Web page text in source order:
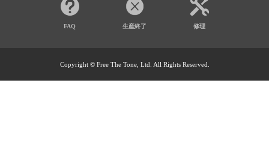
FAQ 生産終了 修理
Copyright © Free The Tone, Ltd. All Rights Reserved.